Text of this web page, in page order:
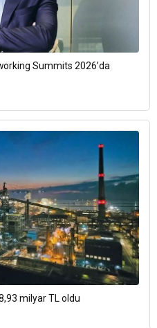
Summits 2026’da
milyar TL oldu